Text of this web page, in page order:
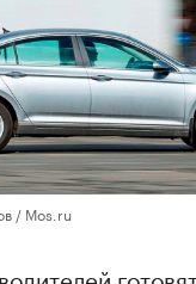
/ Mos.ru